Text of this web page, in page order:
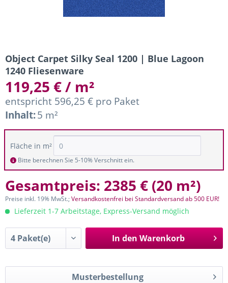
Object Carpet Silky Seal 1200 | Blue Lagoon
1240 Fliesenware
119,25 € / m²
entspricht 596,25 € pro Paket
Inhalt:5 m²
Fläche in m²
Bitte berechnen Sie 5-10% Verschnitt ein.
Gesamtpreis: 2385 € (20 m²)
Preise inkl. 19% MwSt.;Versandkostenfrei bei Standardversand ab 500 EUR!
Lieferzeit 1-7 Arbeitstage, Express-Versand möglich
In den Warenkorb
Musterbestellung